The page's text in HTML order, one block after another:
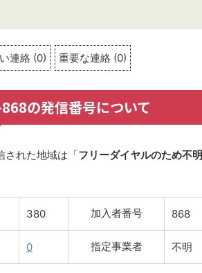
連絡 (0) 重要な連絡 (0)
の発信番号について
された地域は「フリーダイヤルのため不明
380 加入者番号 868
0 指定事業者 不明